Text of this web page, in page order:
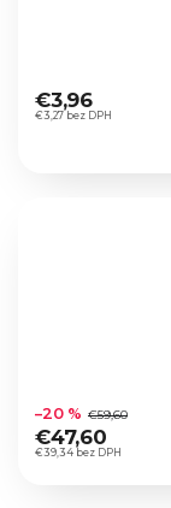
hodnotenie
produktu
€3,27 bez DPH
€3,96
hodnotenie
produktu
je
€39,34 bez DPH
–20 % €59,60
€47,60